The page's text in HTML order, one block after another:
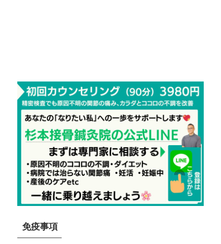
免疫事項